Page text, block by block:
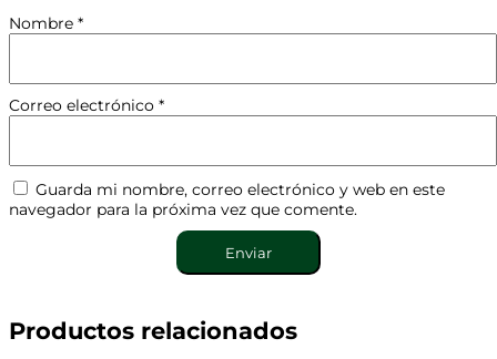
Nombre *
Correo electrónico *
Guarda mi nombre, correo electrónico y web en este
navegador para la próxima vez que comente.
Productos relacionados